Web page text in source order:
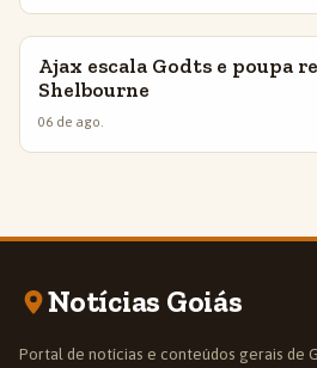
INSIGHTS
Ajax escala Godts e poupa
Shelbourne
06 de ago.
Notícias Goiás
Portal de notícias e conteúdos gerais de